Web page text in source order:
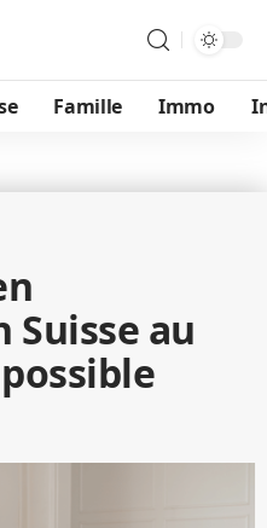
Famille Immo
au